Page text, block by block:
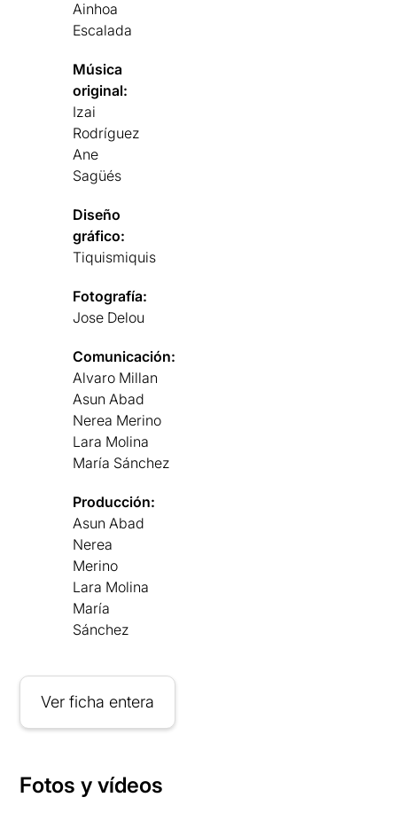
Ainhoa
Escalada
Música
original:
Izai
Rodríguez
Ane
Sagüés
Diseño
gráfico:
Tiquismiquis
Fotografía:
Jose Delou
Comunicación:
Alvaro Millan
Asun Abad
Nerea Merino
Lara Molina
María Sánchez
Producción:
Asun Abad
Nerea
Merino
Lara Molina
María
Sánchez
Ver ficha entera
Fotos y vídeos